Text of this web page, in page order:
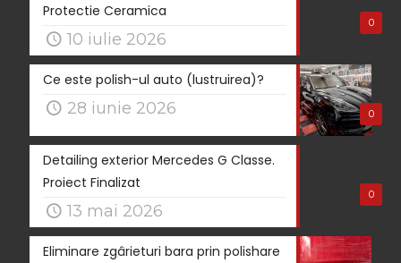
0
Protectie Ceramica
10 iulie 2026
0
Ce este polish-ul auto (lustruirea)?
28 iunie 2026
0
Detailing exterior Mercedes G Classe.
Proiect Finalizat
13 mai 2026
Eliminare zgârieturi bara prin polishare